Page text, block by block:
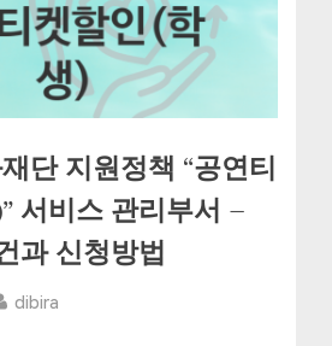
단 지원정책 “공연티
서비스 관리부서 –
과 신청방법
By
dibira